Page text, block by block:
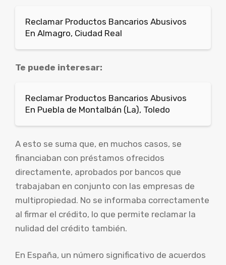
Reclamar Productos Bancarios Abusivos
En Almagro, Ciudad Real
Te puede interesar:
Reclamar Productos Bancarios Abusivos
En Puebla de Montalbán (La), Toledo
A esto se suma que, en muchos casos, se
financiaban con préstamos ofrecidos
directamente, aprobados por bancos que
trabajaban en conjunto con las empresas de
multipropiedad. No se informaba correctamente
al firmar el crédito, lo que permite reclamar la
nulidad del crédito también.
En España, un número significativo de acuerdos